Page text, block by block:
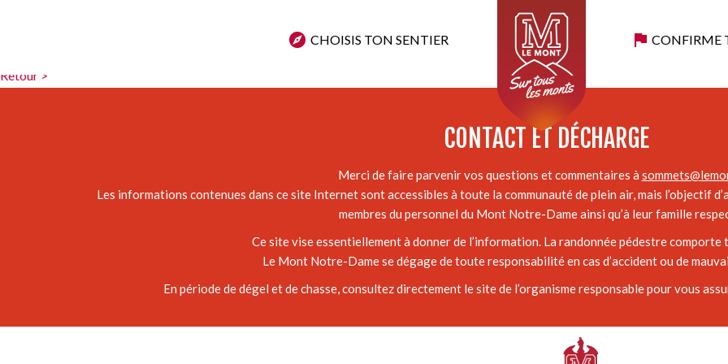
CHOISIS TON SENTIER CONFIRME
Retour >
CONTACT ET DÉCHARGE
Merci de faire parvenir vos questions et commentaires à
Les informations contenues dans ce site Internet sont accessibles à toute la communauté de plein air, mais l’objectif
membres du personnel du Mont Notre-Dame ainsi qu’à leur famille
Ce site vise essentiellement à donner de l’information. La randonnée pédestre
Le Mont Notre-Dame se dégage de toute responsabilité en cas d’accident ou de
En période de dégel et de chasse, consultez directement le site de l’organisme responsable pour vous